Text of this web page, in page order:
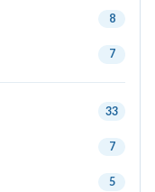
8
7
33
7
5